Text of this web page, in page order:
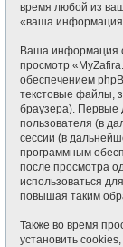
время любой из
«ваша
Ваша информация
просмотр
обеспечением
текстовые файлы,
браузера). Первые
пользователя (в
сессии (в
программным
после просмотра
использоваться
повышая таким
Также во время
установить